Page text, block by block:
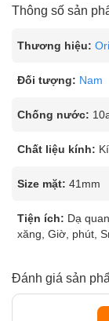
Thông số sản
Thương hiệu:
Đối tượng: Nam
Chống nước:
Chất liệu kính:
Size mặt: 41mm
Tiện ích: Dạ
xăng, Giờ, phút,
Đánh giá sản